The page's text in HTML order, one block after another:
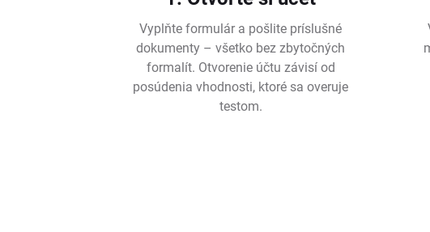
Vyplňte formulár a pošlite príslušné
dokumenty – všetko bez zbytočných
formalít. Otvorenie účtu závisí od
posúdenia vhodnosti, ktoré sa overuje
testom.